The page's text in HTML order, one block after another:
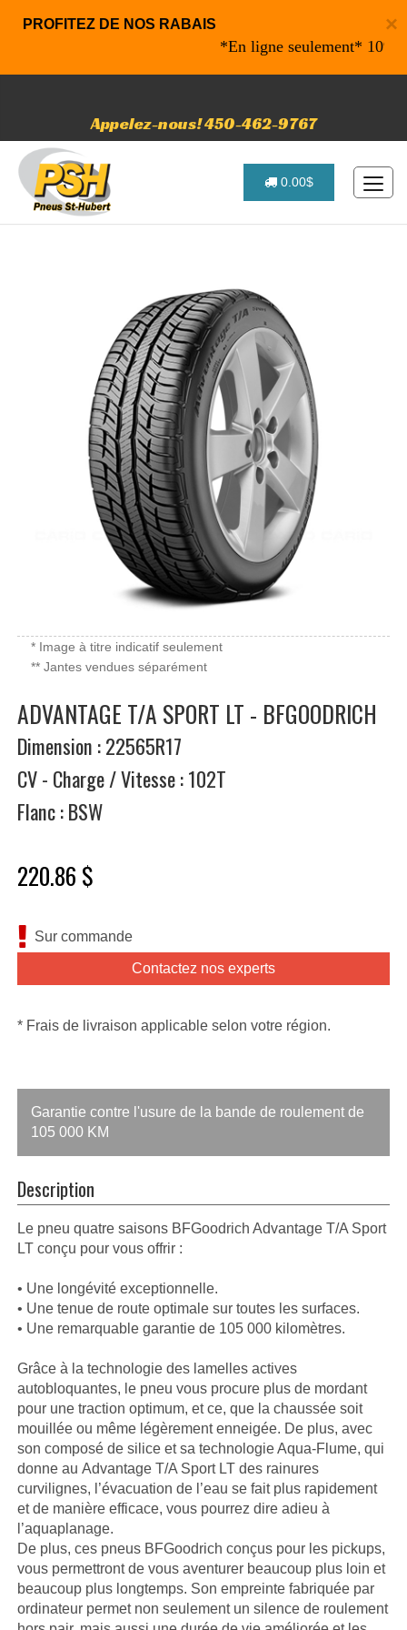
×
PROFITEZ DE NOS RABAIS
*En ligne seulement* 10% de
Appelez-nous! 450-462-9767
0.00$
* Image à titre indicatif seulement
** Jantes vendues séparément
ADVANTAGE T/A SPORT LT - BFGOODRICH
Dimension : 22565R17
CV - Charge / Vitesse : 102T
Flanc : BSW
220.86 $
Sur commande
Contactez nos experts
* Frais de livraison applicable selon votre région.
Garantie contre l'usure de la bande de roulement de
105 000 KM
Description
Le pneu quatre saisons BFGoodrich Advantage T/A Sport
LT conçu pour vous offrir :
• Une longévité exceptionnelle.
• Une tenue de route optimale sur toutes les surfaces.
• Une remarquable garantie de 105 000 kilomètres.
Grâce à la technologie des lamelles actives
autobloquantes, le pneu vous procure plus de mordant
pour une traction optimum, et ce, que la chaussée soit
mouillée ou même légèrement enneigée. De plus, avec
son composé de silice et sa technologie Aqua-Flume, qui
donne au Advantage T/A Sport LT des rainures
curvilignes, l’évacuation de l’eau se fait plus rapidement
et de manière efficace, vous pourrez dire adieu à
l’aquaplanage.
De plus, ces pneus BFGoodrich conçus pour les pickups,
vous permettront de vous aventurer beaucoup plus loin et
beaucoup plus longtemps. Son empreinte fabriquée par
ordinateur permet non seulement un silence de roulement